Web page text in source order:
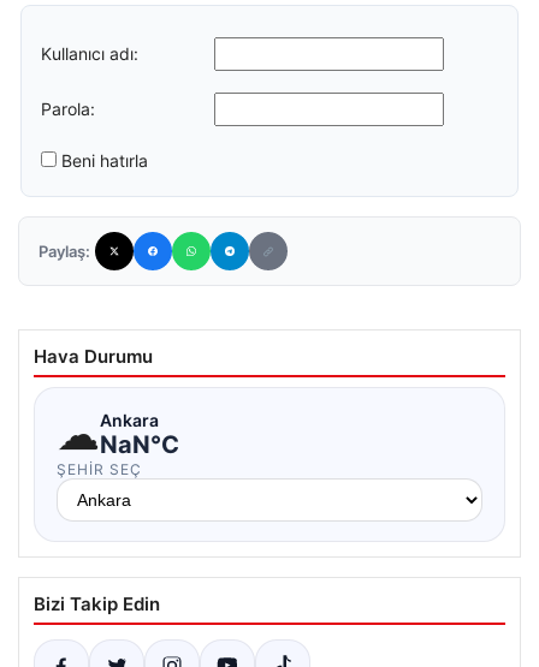
Kullanıcı adı:
Parola:
Beni hatırla
Paylaş:
Hava Durumu
☁Ankara
NaN°C
ŞEHIR SEÇ
Bizi Takip Edin